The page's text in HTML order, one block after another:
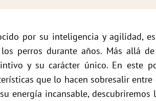
por su inteligencia y agilidad,
perros durante años. Más allá
y su carácter único. En este
que lo hacen sobresalir
energía incansable,